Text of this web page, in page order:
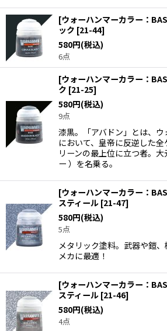
[ウォーハンマーカラー：
ック [21-44]
580円(税込)
6点
[ウォーハンマーカラー：
ク [21-25]
580円(税込)
9点
漆黒。「アバドン」とは、
において、皇帝に反逆した
リーンの最上位に立つ者。
ー ）を名乗る。
[ウォーハンマーカラー：
スティール [21-47]
580円(税込)
5点
メタリック塗料。武器や鎧
メカに最適！
[ウォーハンマーカラー：
スティール [21-46]
580円(税込)
4点